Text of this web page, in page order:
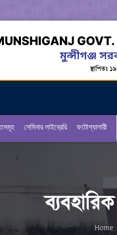
সেমিনার লাইব্রেরি ফটোগ্যালারী
Home